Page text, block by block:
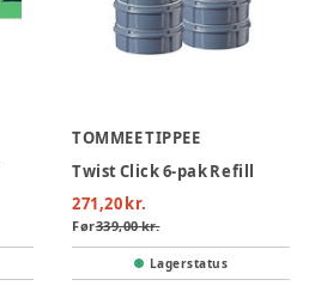
TOMMEE TIPPEE
Twist Click 6-pak Refill
271,20 kr.
Før339,00 kr.
Lagerstatus